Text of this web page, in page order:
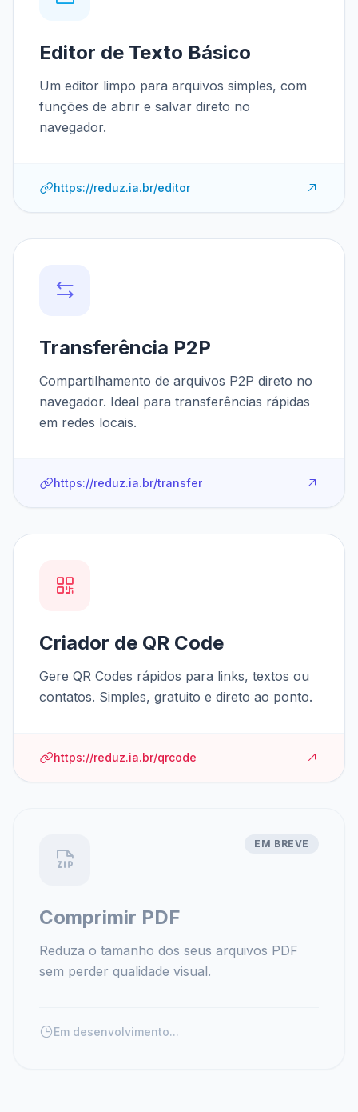
Editor de Texto Básico
Um editor limpo para arquivos simples, com
funções de abrir e salvar direto no
navegador.
https://reduz.ia.br/editor
Transferência P2P
Compartilhamento de arquivos P2P direto no
navegador. Ideal para transferências rápidas
em redes locais.
https://reduz.ia.br/transfer
Criador de QR Code
Gere QR Codes rápidos para links, textos ou
contatos. Simples, gratuito e direto ao ponto.
https://reduz.ia.br/qrcode
EM BREVE
Comprimir PDF
Reduza o tamanho dos seus arquivos PDF
sem perder qualidade visual.
Em desenvolvimento...